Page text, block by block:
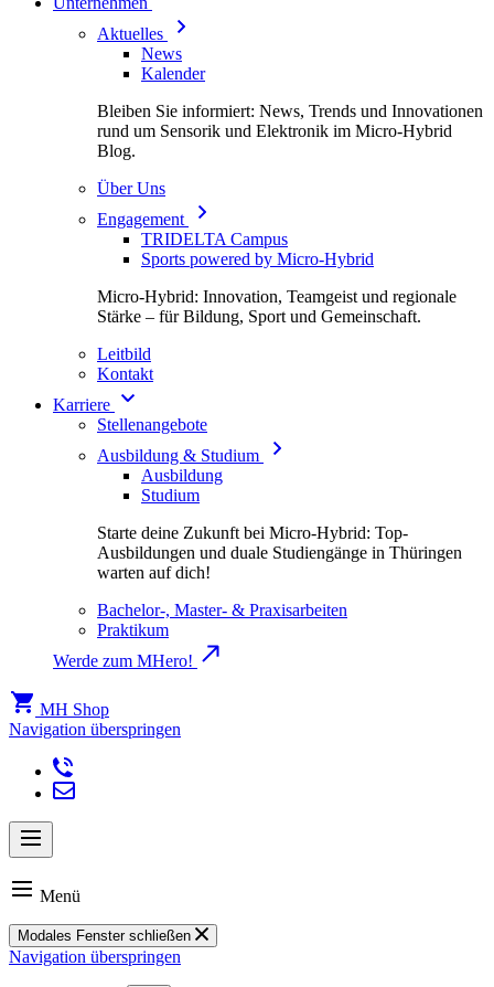
Aktuelles
News
Kalender
Bleiben Sie informiert: News, Trends und Innovationen
rund um Sensorik und Elektronik im Micro-Hybrid
Blog.
Über Uns
Engagement
TRIDELTA Campus
Sports powered by Micro-Hybrid
Micro-Hybrid: Innovation, Teamgeist und regionale
Stärke – für Bildung, Sport und Gemeinschaft.
Leitbild
Kontakt
Karriere
Stellenangebote
Ausbildung & Studium
Ausbildung
Studium
Starte deine Zukunft bei Micro-Hybrid: Top-
Ausbildungen und duale Studiengänge in Thüringen
warten auf dich!
Bachelor-, Master- & Praxisarbeiten
Praktikum
Werde zum MHero!
MH Shop
Navigation überspringen
Menü
Modales Fenster schließen
Navigation überspringen